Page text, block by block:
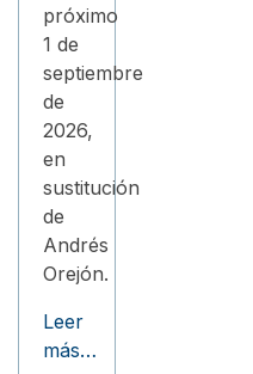
próximo
1 de
septiembre
de
2026,
en
sustitución
de
Andrés
Orejón.
Leer
más…